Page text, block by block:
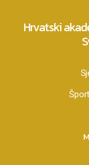
Hrvatski